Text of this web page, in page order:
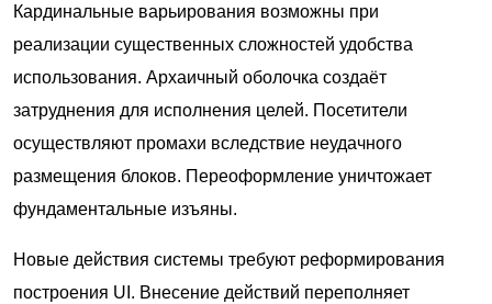
Кардинальные варьирования возможны при
реализации существенных сложностей удобства
использования. Архаичный оболочка создаёт
затруднения для исполнения целей. Посетители
осуществляют промахи вследствие неудачного
размещения блоков. Переоформление уничтожает
фундаментальные изъяны.
Новые действия системы требуют реформирования
построения UI. Внесение действий переполняет